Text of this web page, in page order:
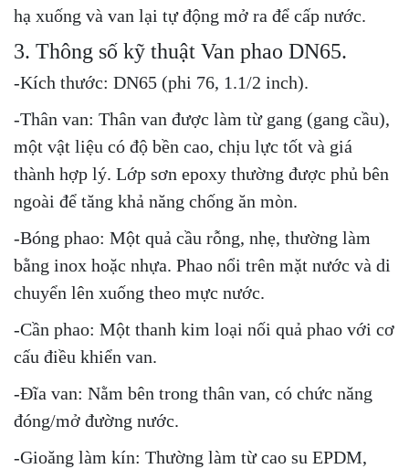
hạ xuống và van lại tự động mở ra để cấp nước.
3. Thông số kỹ thuật Van phao DN65.
-Kích thước: DN65 (phi 76, 1.1/2 inch).
-Thân van: Thân van được làm từ gang (gang cầu),
một vật liệu có độ bền cao, chịu lực tốt và giá
thành hợp lý. Lớp sơn epoxy thường được phủ bên
ngoài để tăng khả năng chống ăn mòn.
-Bóng phao: Một quả cầu rỗng, nhẹ, thường làm
bằng inox hoặc nhựa. Phao nổi trên mặt nước và di
chuyển lên xuống theo mực nước.
-Cần phao: Một thanh kim loại nối quả phao với cơ
cấu điều khiển van.
-Đĩa van: Nằm bên trong thân van, có chức năng
đóng/mở đường nước.
-Gioăng làm kín: Thường làm từ cao su EPDM,